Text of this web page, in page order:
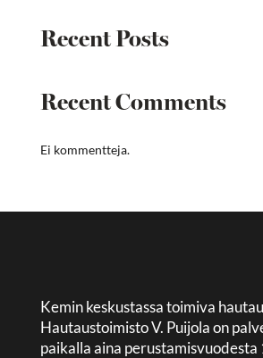
Recent Posts
Recent Comments
Ei kommentteja.
Kemin keskustassa toimiva
Hautaustoimisto V. Puijola on
paikalla aina